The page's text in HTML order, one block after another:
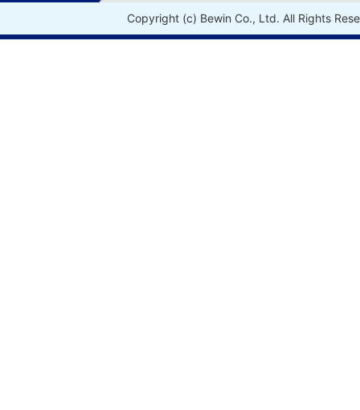
Copyright (c) Bewin Co., Ltd. All Rights